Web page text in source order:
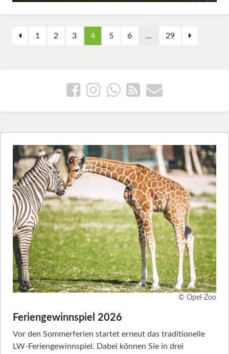
1 2 3 4 5 6 ... 29
© Opel-Zoo
Feriengewinnspiel 2026
Vor den Sommerferien startet erneut das traditionelle
LW-Feriengewinnspiel. Dabei können Sie in drei